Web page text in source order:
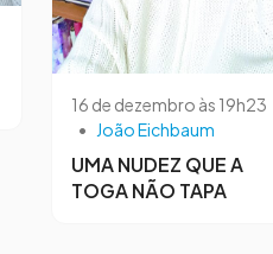
16 de dezembro às 19h23
• João Eichbaum
UMA NUDEZ QUE A
TOGA NÃO TAPA